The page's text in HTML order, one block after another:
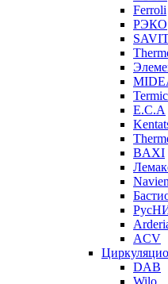
Ferroli
РЭКО
E.C.A
BAXI
Navien
ACV
DAB
Wilo